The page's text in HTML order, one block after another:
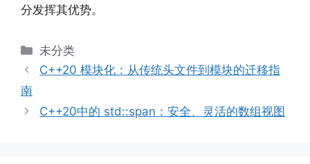
分发挥其优势。
分
类
未分类
C++20 模块化：从传统头文件到模块的迁移指
南
C++20中的 std::span：安全、灵活的数组视图